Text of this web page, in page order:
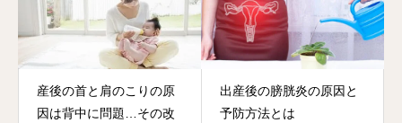
産後の首と肩のこりの原
因は背中に問題…その改
出産後の膀胱炎の原因と
予防方法とは